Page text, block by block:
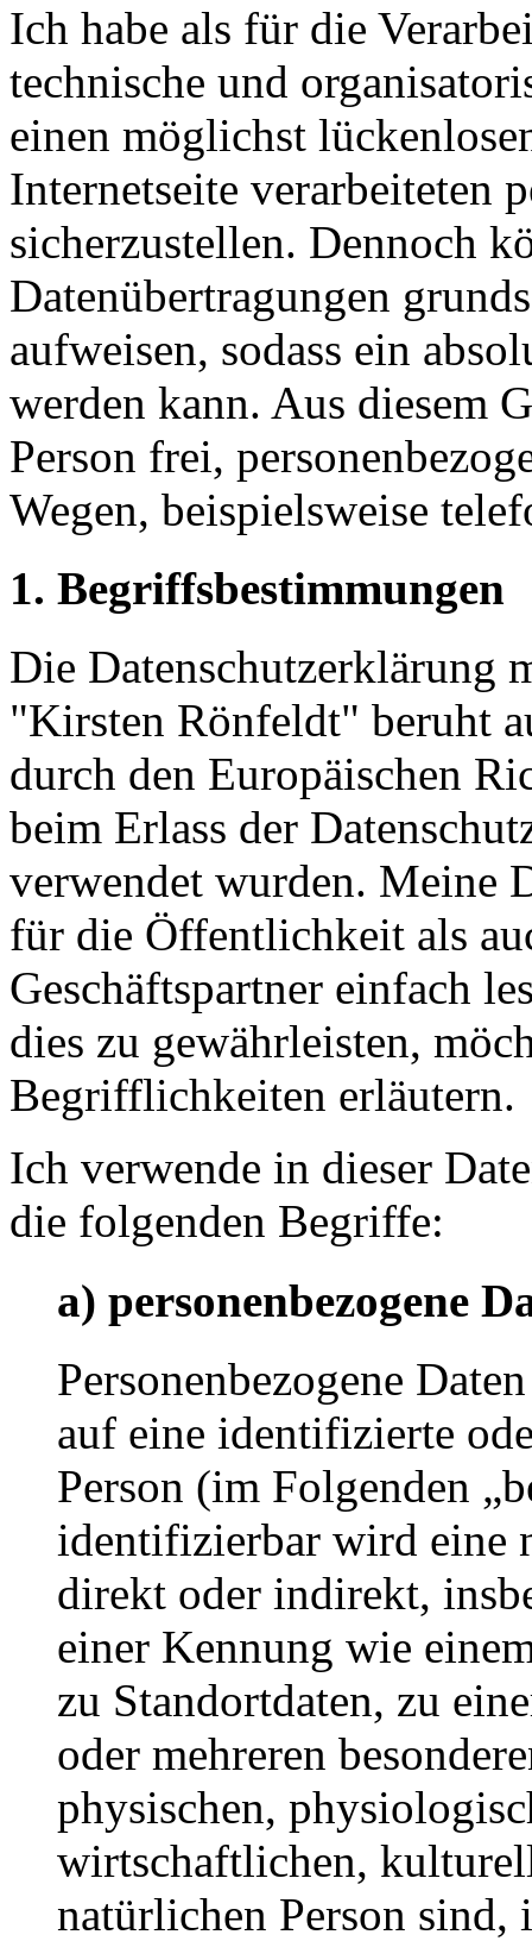
Ich habe als für die
technische und
einen möglichst
Internetseite verarbeiteten
sicherzustellen. Dennoch
Datenübertragungen
aufweisen, sodass ein
werden kann. Aus diesem
Person frei,
Wegen, beispielsweise
1. Begriffsbestimmungen
Die Datenschutzerklärung
"Kirsten Rönfeldt" beruht
durch den Europäischen
beim Erlass der
verwendet wurden. Meine
für die Öffentlichkeit als
Geschäftspartner einfach
dies zu gewährleisten,
Begrifflichkeiten erläutern.
Ich verwende in dieser
die folgenden Begriffe:
a) personenbezogene
Personenbezogene
auf eine identifizierte
Person (im Folgenden
identifizierbar wird eine
direkt oder indirekt,
einer Kennung wie
zu Standortdaten, zu
oder mehreren
physischen,
wirtschaftlichen,
natürlichen Person